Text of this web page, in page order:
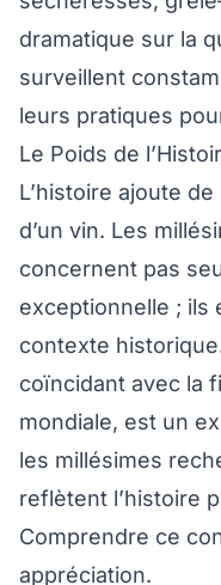
dramatique sur la
surveillent
leurs pratiques
Le Poids de
L’histoire ajoute
d’un vin. Les
concernent pas
exceptionnelle ; ils
contexte
coïncidant avec la
mondiale, est un
les millésimes
reflètent l’histoire
Comprendre ce
appréciation.